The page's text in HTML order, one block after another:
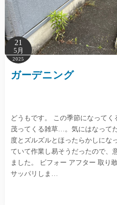
21
5月
2025
ガーデニング
どうもです。 この季節になって
茂ってくる雑草…。気にはなって
度とズルズルとほったらかしにな
ていて作業し易そうだったので、
ました。 ビフォー アフター 取り
サッパリしま…